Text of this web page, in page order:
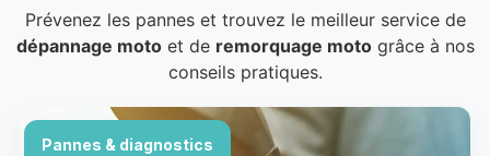
Prévenez les pannes et trouvez le meilleur service de
dépannage motoet de remorquage motogrâce à nos
conseils pratiques.
Pannes & diagnostics